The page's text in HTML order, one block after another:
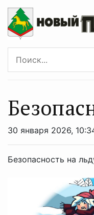
30 января 2026,
Безопасность на